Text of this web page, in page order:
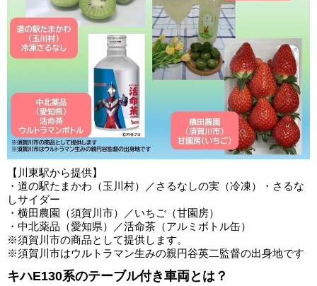
【川東駅から提供】
・道の駅たまかわ（玉川村）／さるなしの実（冷凍）・さるな
しサイダー
・横田農園（須賀川市）／いちご（甘園房）
・中北薬品（愛知県）／活命茶（アルミボトル缶）
※須賀川市の商品として提供します。
※須賀川市はウルトラマン生みの親円谷英二監督の出身地です
キハE130系のテーブル付き車両とは？